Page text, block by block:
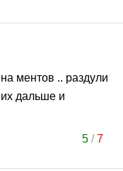
ментов .. раздули
дальше и
5/7